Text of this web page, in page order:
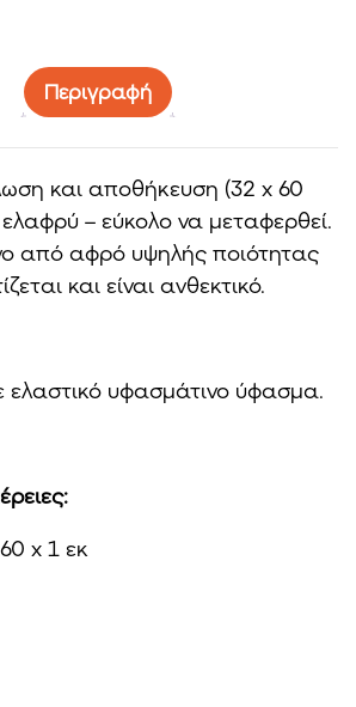
Περιγραφή
και αποθήκευση (32 x 60
ελαφρύ – εύκολο να μεταφερθεί.
από αφρό υψηλής ποιότητας
και είναι ανθεκτικό.
υφασμάτινο ύφασμα.
x 1 εκ